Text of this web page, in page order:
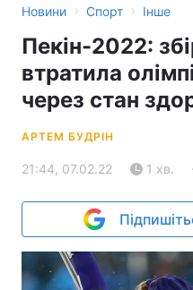
Новини › Спорт › Інше
Пекін-2022:
втратила
через стан
АРТЕМ БУДРІН
21:44, 07.02.22 1 хв.